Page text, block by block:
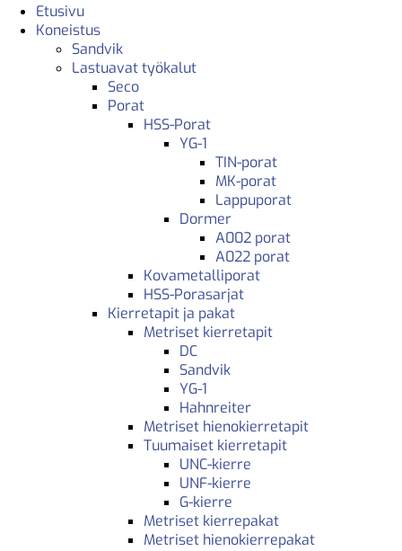
Etusivu
Koneistus
Sandvik
Lastuavat työkalut
Seco
Porat
HSS-Porat
YG-1
TIN-porat
MK-porat
Lappuporat
Dormer
A002 porat
A022 porat
Kovametalliporat
HSS-Porasarjat
Kierretapit ja pakat
Metriset kierretapit
DC
Sandvik
YG-1
Hahnreiter
Metriset hienokierretapit
Tuumaiset kierretapit
UNC-kierre
UNF-kierre
G-kierre
Metriset kierrepakat
Metriset hienokierrepakat